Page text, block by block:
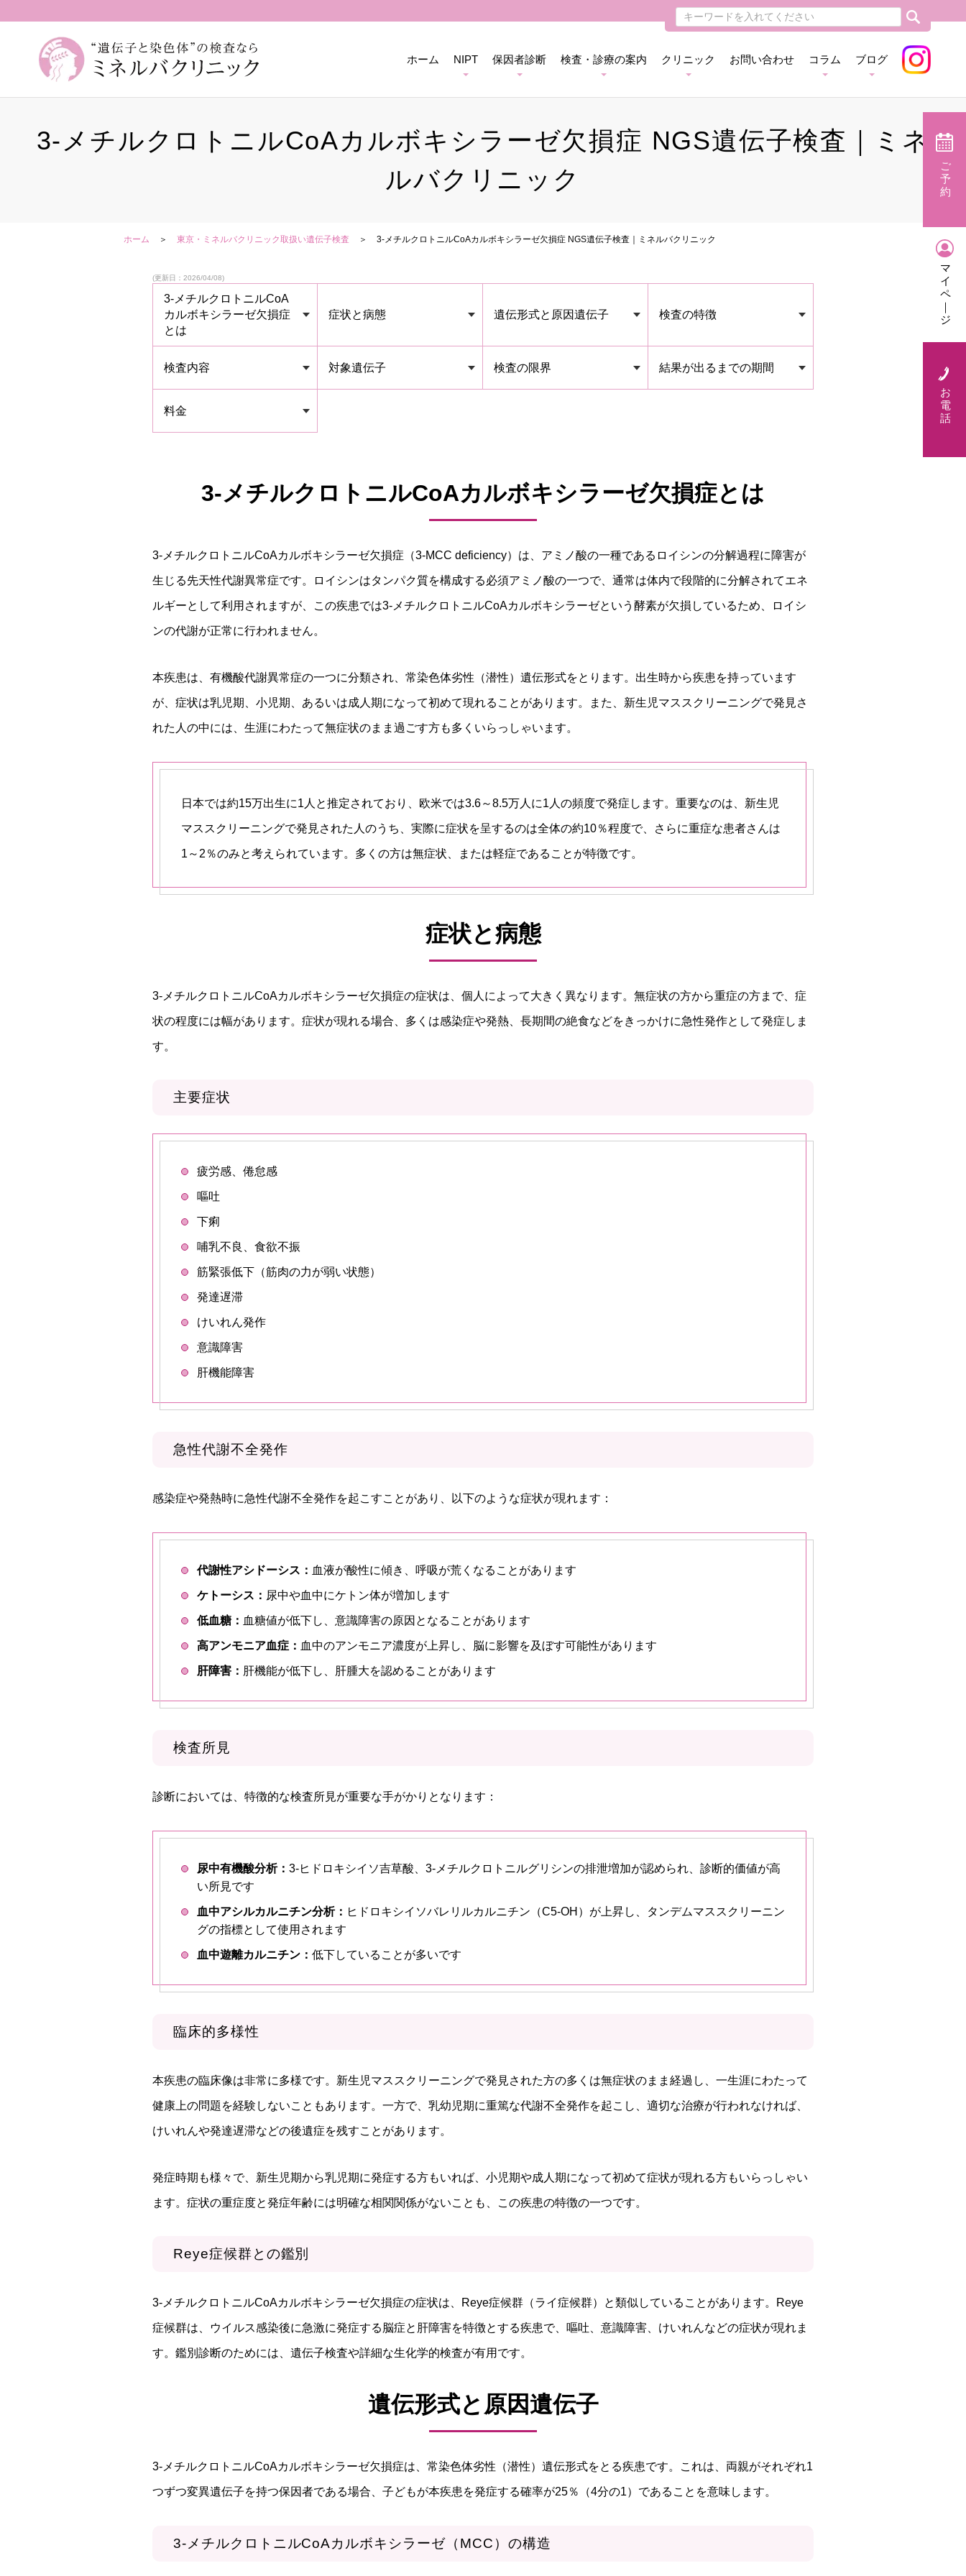
ホーム NIPT 保因者診断 検査・診療の案内 クリニック お問い合わせ コラム ブログ
3-メチルクロトニルCoAカルボキシラーゼ欠損症 NGS遺伝子検査｜ミネ
ルバクリニック
ホーム 東京・ミネルバクリニック取扱い遺伝子検査 3-メチルクロトニルCoAカルボキシラーゼ欠損症 NGS遺伝子検査｜ミネルバクリニック
(更新日：2026/04/08)
3-メチルクロトニルCoA
カルボキシラーゼ欠損症
とは
症状と病態 遺伝形式と原因遺伝子 検査の特徴
検査内容 対象遺伝子 検査の限界 結果が出るまでの期間
料金
3-メチルクロトニルCoAカルボキシラーゼ欠損症とは
3-メチルクロトニルCoAカルボキシラーゼ欠損症（3-MCC deficiency）は、アミノ酸の一種であるロイシンの分解過程に障害が
生じる先天性代謝異常症です。ロイシンはタンパク質を構成する必須アミノ酸の一つで、通常は体内で段階的に分解されてエネ
ルギーとして利用されますが、この疾患では3-メチルクロトニルCoAカルボキシラーゼという酵素が欠損しているため、ロイシ
ンの代謝が正常に行われません。
本疾患は、有機酸代謝異常症の一つに分類され、常染色体劣性（潜性）遺伝形式をとります。出生時から疾患を持っています
が、症状は乳児期、小児期、あるいは成人期になって初めて現れることがあります。また、新生児マススクリーニングで発見さ
れた人の中には、生涯にわたって無症状のまま過ごす方も多くいらっしゃいます。
日本では約15万出生に1人と推定されており、欧米では3.6～8.5万人に1人の頻度で発症します。重要なのは、新生児
マススクリーニングで発見された人のうち、実際に症状を呈するのは全体の約10％程度で、さらに重症な患者さんは
1～2％のみと考えられています。多くの方は無症状、または軽症であることが特徴です。
症状と病態
3-メチルクロトニルCoAカルボキシラーゼ欠損症の症状は、個人によって大きく異なります。無症状の方から重症の方まで、症
状の程度には幅があります。症状が現れる場合、多くは感染症や発熱、長期間の絶食などをきっかけに急性発作として発症しま
す。
主要症状
疲労感、倦怠感
嘔吐
下痢
哺乳不良、食欲不振
筋緊張低下（筋肉の力が弱い状態）
発達遅滞
けいれん発作
意識障害
肝機能障害
急性代謝不全発作
感染症や発熱時に急性代謝不全発作を起こすことがあり、以下のような症状が現れます：
代謝性アシドーシス： 血液が酸性に傾き、呼吸が荒くなることがあります
ケトーシス： 尿中や血中にケトン体が増加します
低血糖： 血糖値が低下し、意識障害の原因となることがあります
高アンモニア血症： 血中のアンモニア濃度が上昇し、脳に影響を及ぼす可能性があります
肝障害： 肝機能が低下し、肝腫大を認めることがあります
検査所見
診断においては、特徴的な検査所見が重要な手がかりとなります：
尿中有機酸分析： 3-ヒドロキシイソ吉草酸、3-メチルクロトニルグリシンの排泄増加が認められ、診断的価値が高
い所見です
血中アシルカルニチン分析： ヒドロキシイソバレリルカルニチン（C5-OH）が上昇し、タンデムマススクリーニン
グの指標として使用されます
血中遊離カルニチン： 低下していることが多いです
臨床的多様性
本疾患の臨床像は非常に多様です。新生児マススクリーニングで発見された方の多くは無症状のまま経過し、一生涯にわたって
健康上の問題を経験しないこともあります。一方で、乳幼児期に重篤な代謝不全発作を起こし、適切な治療が行われなければ、
けいれんや発達遅滞などの後遺症を残すことがあります。
発症時期も様々で、新生児期から乳児期に発症する方もいれば、小児期や成人期になって初めて症状が現れる方もいらっしゃい
ます。症状の重症度と発症年齢には明確な相関関係がないことも、この疾患の特徴の一つです。
Reye症候群との鑑別
3-メチルクロトニルCoAカルボキシラーゼ欠損症の症状は、Reye症候群（ライ症候群）と類似していることがあります。Reye
症候群は、ウイルス感染後に急激に発症する脳症と肝障害を特徴とする疾患で、嘔吐、意識障害、けいれんなどの症状が現れま
す。鑑別診断のためには、遺伝子検査や詳細な生化学的検査が有用です。
遺伝形式と原因遺伝子
3-メチルクロトニルCoAカルボキシラーゼ欠損症は、常染色体劣性（潜性）遺伝形式をとる疾患です。これは、両親がそれぞれ1
つずつ変異遺伝子を持つ保因者である場合、子どもが本疾患を発症する確率が25％（4分の1）であることを意味します。
3-メチルクロトニルCoAカルボキシラーゼ（MCC）の構造
ご
予
約
マ
イ
ペ
｜
ジ
お
電
話